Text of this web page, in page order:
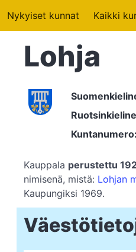
Nykyiset kunnat Kaikki
Lohja
Kuntanumero:
Kauppala perustettu
nimisenä, mistä: Lohjan
Kaupungiksi 1969.